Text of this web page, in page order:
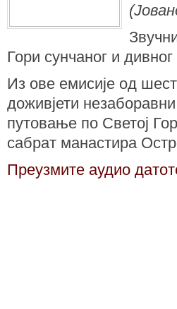
Гори сунчаног и
Из ове емисије од
доживјети
путовање по Светој
сабрат манастира
Преузмите аудио